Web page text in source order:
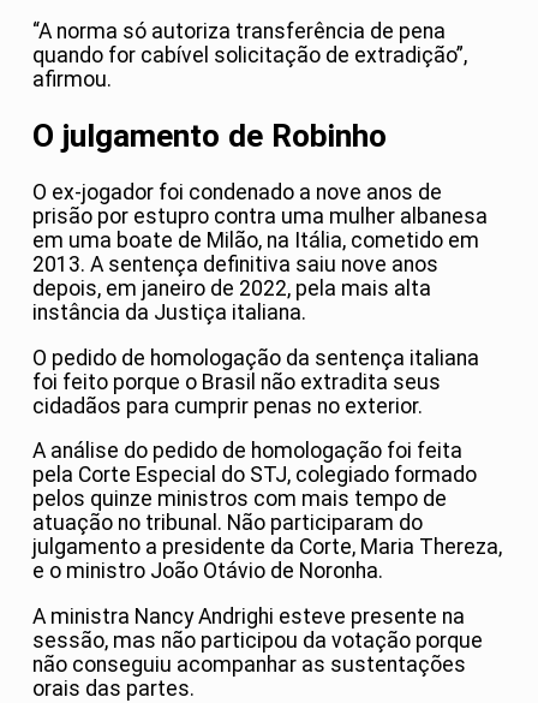
“A norma só autoriza transferência de pena
quando for cabível solicitação de extradição”,
afirmou.
O julgamento de Robinho
O ex-jogador foi condenado a nove anos de
prisão por estupro contra uma mulher albanesa
em uma boate de Milão, na Itália, cometido em
2013. A sentença definitiva saiu nove anos
depois, em janeiro de 2022, pela mais alta
instância da Justiça italiana.
O pedido de homologação da sentença italiana
foi feito porque o Brasil não extradita seus
cidadãos para cumprir penas no exterior.
A análise do pedido de homologação foi feita
pela Corte Especial do STJ, colegiado formado
pelos quinze ministros com mais tempo de
atuação no tribunal. Não participaram do
julgamento a presidente da Corte, Maria Thereza,
e o ministro João Otávio de Noronha.
A ministra Nancy Andrighi esteve presente na
sessão, mas não participou da votação porque
não conseguiu acompanhar as sustentações
orais das partes.